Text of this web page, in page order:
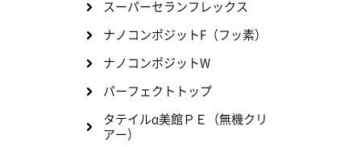
スーパーセランフレックス
ナノコンポジットF（フッ素）
ナノコンポジットW
パーフェクトトップ
タテイルα美館ＰＥ（無機クリ
アー）